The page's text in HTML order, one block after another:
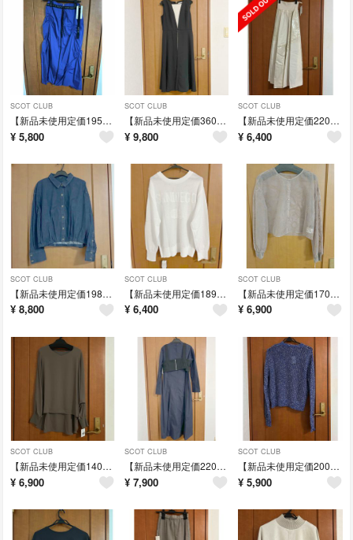
SCOT CLUB
【新品未使用定価19580円】紫のロングスカート サイズ38
¥ 5,800
SCOT CLUB
【新品未使用定価36000円】ブラック Vネック パーティードレス
¥ 9,800
SCOT CLUB
【新品未使用定価22000円】オフホワイト フレアスカート サイズ38
¥ 6,400
SCOT CLUB
【新品未使用定価19800円】ダークブルー ボタン付きシャツ Fサイズ
¥ 8,800
SCOT CLUB
【新品未使用定価18900円】SAN DIEGO 刺繍 ホワイト トレーナー
¥ 6,400
SCOT CLUB
【新品未使用定価17000円】petirobe 花柄刺繍 長袖ブラウス
¥ 6,900
SCOT CLUB
【新品未使用定価14000円】MÉDOC ブラウン Vネック 長袖シャツ
¥ 6,900
SCOT CLUB
【新品未使用定価22000円】ネイビー 長袖 ロングワンピース 38
¥ 7,900
SCOT CLUB
【新品未使用定価20000円】青系 編み目デザイン 長袖ニット
¥ 5,900